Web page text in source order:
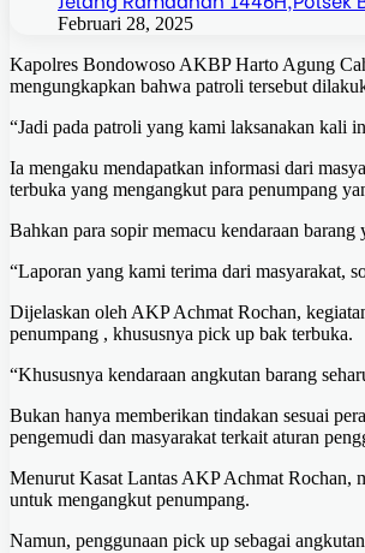
Februari 28, 2025
Kapolres Bondowoso AKBP Harto Agung
mengungkapkan bahwa patroli tersebut
“Jadi pada patroli yang kami laksanakan kali
Ia mengaku mendapatkan informasi dari
terbuka yang mengangkut para penumpang
Bahkan para sopir memacu kendaraan
“Laporan yang kami terima dari masyarakat,
Dijelaskan oleh AKP Achmat Rochan,
penumpang , khususnya pick up bak terbuka.
“Khususnya kendaraan angkutan barang
Bukan hanya memberikan tindakan sesuai
pengemudi dan masyarakat terkait aturan
Menurut Kasat Lantas AKP Achmat Rochan,
untuk mengangkut penumpang.
Namun, penggunaan pick up sebagai